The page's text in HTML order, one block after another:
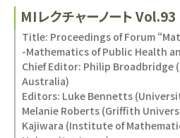
MIレクチャーノート Vol.93
Title: Proceedings of Forum
-Mathematics of Public Health
Chief Editor: Philip Broadbridge
Australia)
Editors: Luke Bennetts
Melanie Roberts (Griffith
Kajiwara (Institute of